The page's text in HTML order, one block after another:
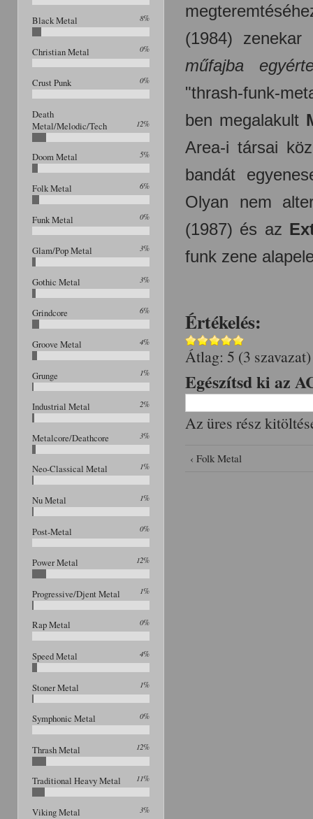
Black Metal 8%
Christian Metal 0%
Crust Punk 0%
Death
Metal/Melodic/Tech
12%
Doom Metal 5%
Folk Metal 6%
Funk Metal 0%
Glam/Pop Metal 3%
Gothic Metal 3%
Grindcore 6%
Groove Metal 4%
Grunge 1%
Industrial Metal 2%
Metalcore/Deathcore 3%
Neo-Classical Metal 1%
Nu Metal 1%
Post-Metal 0%
Power Metal 12%
Progressive/Djent Metal 1%
Rap Metal 0%
Speed Metal 4%
Stoner Metal 1%
Symphonic Metal 0%
Thrash Metal 12%
Traditional Heavy Metal 11%
Viking Metal 3%
(1984) zenekar
műfajba
"thrash-funk-
ben megalakult
Area-i társai
bandát
Olyan nem
(1987) és az
funk zene
Értékelés:
Átlag: 5 (3 szavazat)
Egészítsd ki az
Az üres rész
‹ Folk Metal